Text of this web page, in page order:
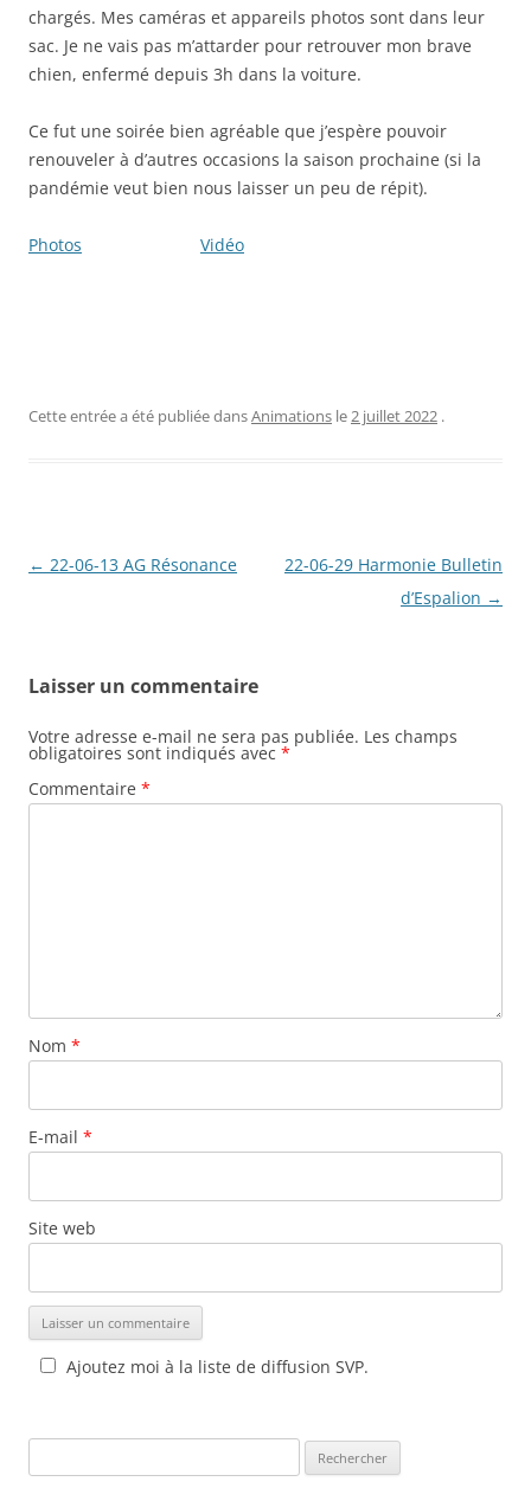
chargés. Mes caméras et appareils photos sont dans leur
sac. Je ne vais pas m’attarder pour retrouver mon brave
chien, enfermé depuis 3h dans la voiture.
Ce fut une soirée bien agréable que j’espère pouvoir
renouveler à d’autres occasions la saison prochaine (si la
pandémie veut bien nous laisser un peu de répit).
Photos Vidéo
Cette entrée a été publiée dansAnimations le2 juillet 2022 .
Navigation
← 22-06-13 AG Résonance
22-06-29 Harmonie Bulletin
d’Espalion →
Laisser un commentaire
Votre adresse e-mail ne sera pas publiée. Les champs
obligatoires sont indiqués avec *
Commentaire *
Nom *
E-mail *
Site web
Ajoutez moi à la liste de diffusion SVP.